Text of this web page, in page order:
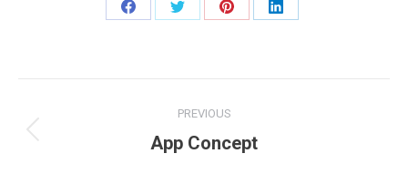
Share
Share
Share
Share
navigation
PREVIOUS
Previous
App Concept